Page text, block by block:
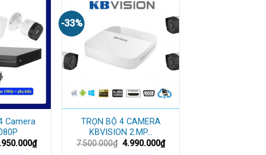
Camera
₫
-33%
TRỌN BỘ 4 CAMERA
KBVISION 2.MP…
7.500.000₫ 4.990.000₫